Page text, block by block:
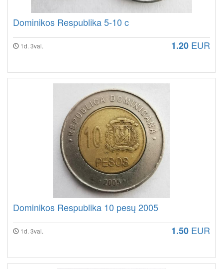
Dominikos Respublika 5-10 c
1d. 3val. 1.20 EUR
Dominikos Respublika 10 pesų 2005
1d. 3val. 1.50 EUR